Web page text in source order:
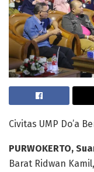
Civitas UMP Do’a
PURWOKERTO,
Barat Ridwan